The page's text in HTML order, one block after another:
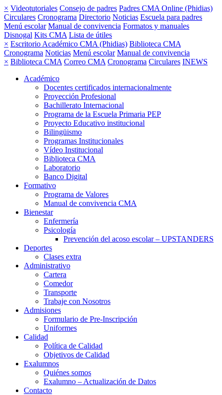
× Videotutoriales Consejo de padres Padres CMA Online (Phidias)
Circulares Cronograma Directorio Noticias Escuela para padres
Menú escolar Manual de convivencia Formatos y manuales
Disnogal Kits CMA Lista de útiles
× Escritorio Académico CMA (Phidias) Biblioteca CMA
Cronograma Noticias Menú escolar Manual de convivencia
× Biblioteca CMA Correo CMA Cronograma Circulares INEWS
Académico
Docentes certificados internacionalmente
Proyección Profesional
Bachillerato Internacional
Programa de la Escuela Primaria PEP
Proyecto Educativo institucional
Bilingüismo
Programas Institucionales
Vídeo Institucional
Biblioteca CMA
Laboratorio
Banco Digital
Formativo
Programa de Valores
Manual de convivencia CMA
Bienestar
Enfermería
Psicología
Prevención del acoso escolar – UPSTANDERS
Deportes
Clases extra
Administrativo
Cartera
Comedor
Transporte
Trabaje con Nosotros
Admisiones
Formulario de Pre-Inscripción
Uniformes
Calidad
Política de Calidad
Objetivos de Calidad
Exalumnos
Quiénes somos
Exalumno – Actualización de Datos
Contacto